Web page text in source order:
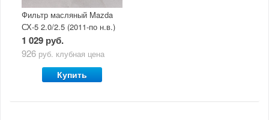
Фильтр масляный Mazda
СХ-5 2.0/2.5 (2011-по н.в.)
1 029 руб.
926 руб. клубная цена
Купить